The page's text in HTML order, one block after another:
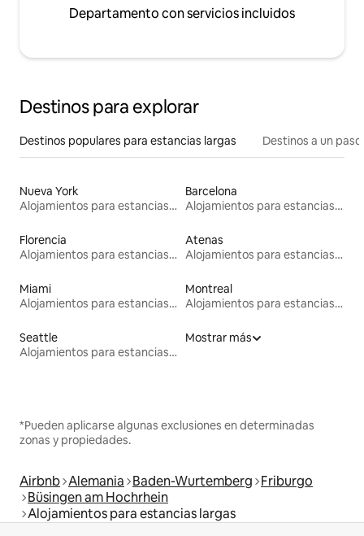
Departamento con servicios incluidos
Destinos para explorar
Destinos populares para estancias largas Destinos a un
Nueva York
Alojamientos para estancias largas
Barcelona
Alojamientos para estancias largas
Florencia
Alojamientos para estancias largas
Atenas
Alojamientos para estancias largas
Miami
Alojamientos para estancias largas
Montreal
Alojamientos para estancias largas
Seattle
Alojamientos para estancias largas
Mostrar más
*Pueden aplicarse algunas exclusiones en determinadas
zonas y propiedades.
Airbnb Alemania Baden-Wurtemberg Friburgo
Büsingen am Hochrhein
Alojamientos para estancias largas